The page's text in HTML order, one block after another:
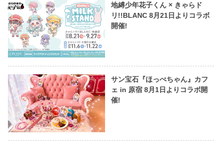
地縛少年花子くん × きゃらド
リ!!BLANC 8月21日よりコラボ
開催!
サン宝石『ほっぺちゃん』カフ
ェ in 原宿 8月1日よりコラボ開
催!